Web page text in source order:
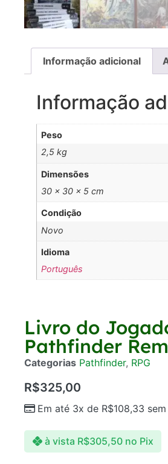
Informação adicional
Informação
Peso
2,5 kg
Dimensões
30 × 30 × 5 cm
Condição
Novo
Idioma
Português
Livro do
Pathfinder
Categorias Pathfinder, RPG
R$325,00
Em até 3x de R$108,33
à vista R$305,50 no Pix